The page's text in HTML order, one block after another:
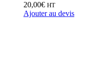
20,00€ HT
Ajouter au devis